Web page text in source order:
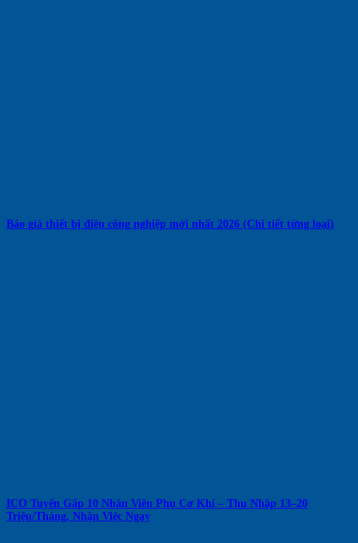
Báo giá thiết bị điện công nghiệp mới nhất 2026 (Chi tiết từng loại)
ICO Tuyển Gấp 10 Nhân Viên Phụ Cơ Khí – Thu Nhập 13–20
Triệu/Tháng, Nhận Việc Ngay